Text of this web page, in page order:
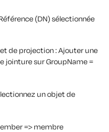
(DN) sélectionnée
de projection : Ajouter une
jointure sur GroupName =
un objet de
=> membre